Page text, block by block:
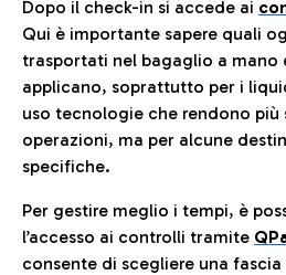
Dopo il check-in si accede ai
Qui è importante sapere quali
trasportati nel bagaglio a mano
applicano, soprattutto per i
uso tecnologie che rendono più
operazioni, ma per alcune
specifiche.
Per gestire meglio i tempi, è
l’accesso ai controlli tramite
consente di scegliere una